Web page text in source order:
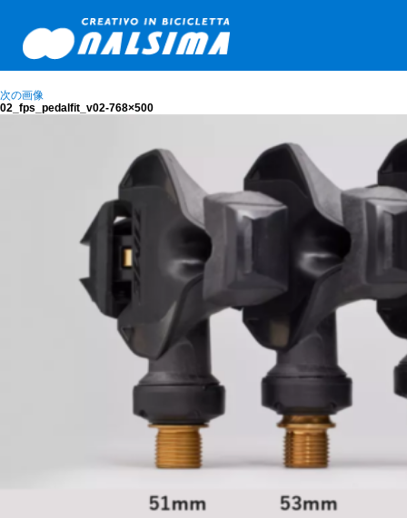
次の画像
02_fps_pedalfit_v02-768×500